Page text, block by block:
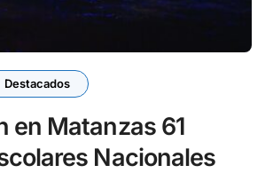
Destacados
en Matanzas 61
Nacionales